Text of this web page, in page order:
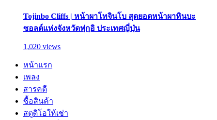
Tojinbo Cliffs | หน้าผาโทจินโบ สุดยอดหน้าผาหินบะ
ซอลต์แห่งจังหวัดฟุกุอิ ประเทศญี่ปุ่น
1,020 views
หน้าแรก
เพลง
สารคดี
ซื้อสินค้า
สตูดิโอให้เช่า